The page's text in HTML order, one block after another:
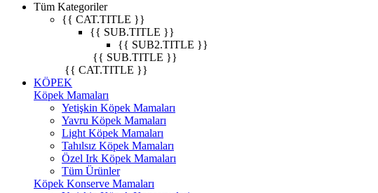
Tüm Kategoriler
{{ CAT.TITLE }}
{{ SUB.TITLE }}
{{ SUB2.TITLE }}
{{ SUB.TITLE }}
{{ CAT.TITLE }}
KÖPEK
Köpek Mamaları
Yetişkin Köpek Mamaları
Yavru Köpek Mamaları
Light Köpek Mamaları
Tahılsız Köpek Mamaları
Özel Irk Köpek Mamaları
Tüm Ürünler
Köpek Konserve Mamaları